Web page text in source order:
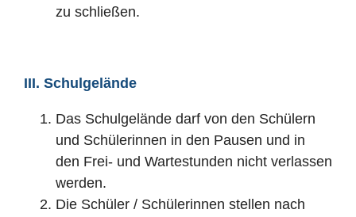
zu schließen.
III. Schulgelände
Das Schulgelände darf von den Schülern
und Schülerinnen in den Pausen und in
den Frei- und Wartestunden nicht verlassen
werden.
Die Schüler / Schülerinnen stellen nach